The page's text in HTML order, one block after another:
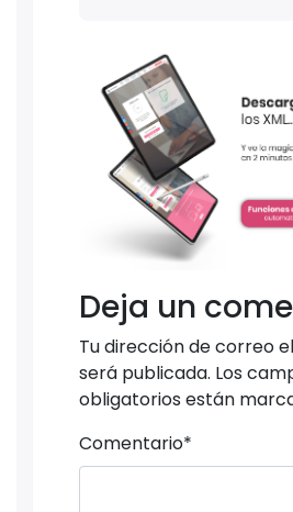
Deja un
Tu dirección de correo
será publicada. Los
obligatorios están
Comentario*